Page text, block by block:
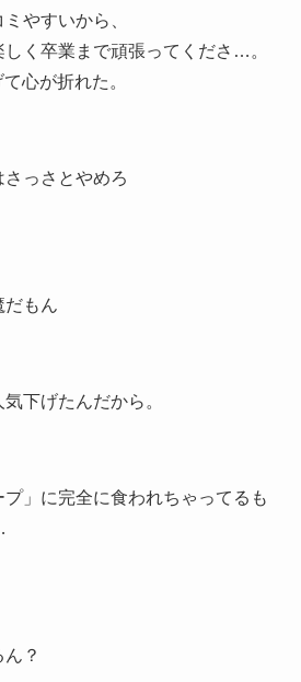
やすいから、
く卒業まで頑張ってくださ…。
心が折れた。
っさとやめろ
だもん
下げたんだから。
」に完全に食われちゃってるも
？